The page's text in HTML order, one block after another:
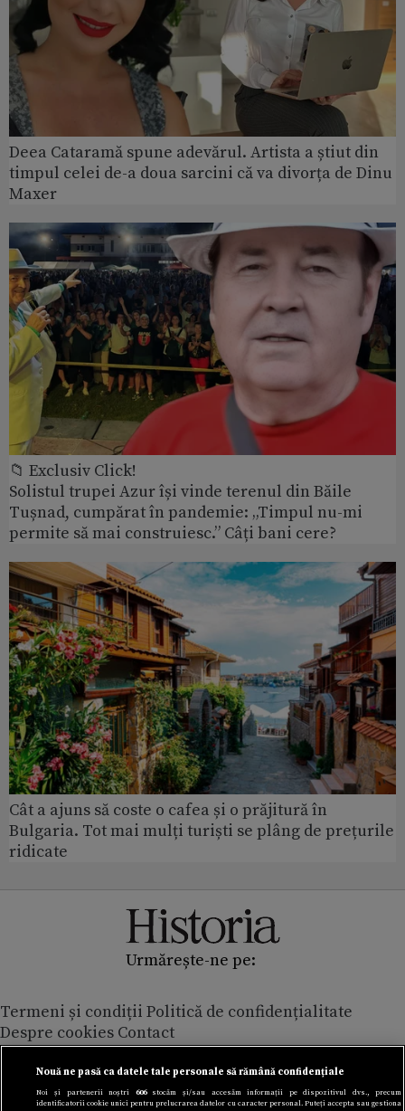
Deea Cataramă spune adevărul. Artista a știut din
timpul celei de-a doua sarcini că va divorța de Dinu
Maxer
📁 Exclusiv Click!
Solistul trupei Azur își vinde terenul din Băile
Tușnad, cumpărat în pandemie: „Timpul nu-mi
permite să mai construiesc.” Câți bani cere?
Cât a ajuns să coste o cafea și o prăjitură în
Bulgaria. Tot mai mulți turiști se plâng de prețurile
ridicate
Urmărește-ne pe:
Termeni și condiții Politică de confidențialitate
Despre cookies Contact
Modifică preferințe pentru confidențialitate
© Toate drepturile rezervate Adevarul Holding 2026
Nouă ne pasă ca datele tale personale să rămână confidențiale
Noi și partenerii noștri 606stocăm și/sau accesăm informații pe dispozitivul dvs., precum
identificatorii cookie unici pentru prelucrarea datelor cu caracter personal. Puteți accepta sau gestiona